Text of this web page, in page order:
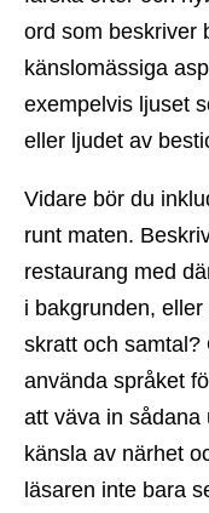
ord som beskriver
känslomässiga
exempelvis ljuset
eller ljudet av
Vidare bör du
runt maten.
restaurang med
i bakgrunden,
skratt och samtal?
använda språket
att väva in sådana
känsla av närhet
läsaren inte bara